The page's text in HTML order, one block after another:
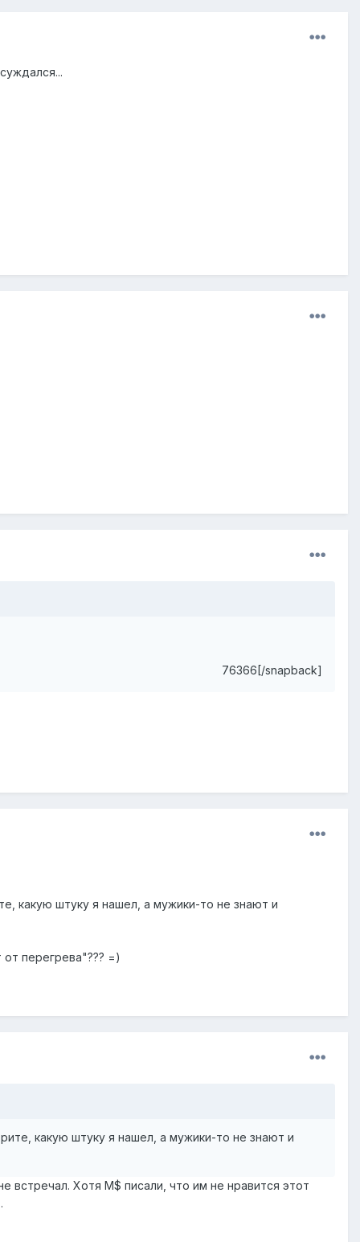
76366[/snapback]
какую штуку я нашел, а мужики-то не знают и
перегрева"??? =)
какую штуку я нашел, а мужики-то не знают и
встречал. Хотя M$ писали, что им не нравится этот